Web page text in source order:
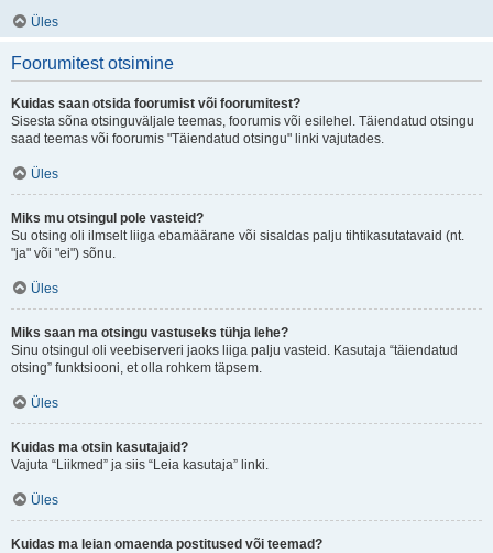
Üles
Foorumitest otsimine
Kuidas saan otsida foorumist või foorumitest?
Sisesta sõna otsinguväljale teemas, foorumis või esilehel. Täiendatud otsingu
saad teemas või foorumis "Täiendatud otsingu" linki vajutades.
Üles
Miks mu otsingul pole vasteid?
Su otsing oli ilmselt liiga ebamäärane või sisaldas palju tihtikasutatavaid (nt.
"ja" või "ei") sõnu.
Üles
Miks saan ma otsingu vastuseks tühja lehe?
Sinu otsingul oli veebiserveri jaoks liiga palju vasteid. Kasutaja “täiendatud
otsing” funktsiooni, et olla rohkem täpsem.
Üles
Kuidas ma otsin kasutajaid?
Vajuta “Liikmed” ja siis “Leia kasutaja” linki.
Üles
Kuidas ma leian omaenda postitused või teemad?